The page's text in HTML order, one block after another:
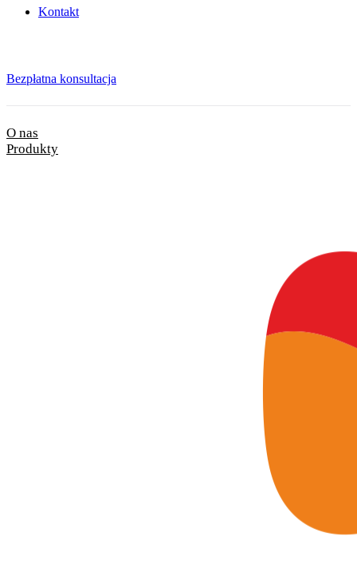
Kontakt
Bezpłatna konsultacja
O nas
Produkty